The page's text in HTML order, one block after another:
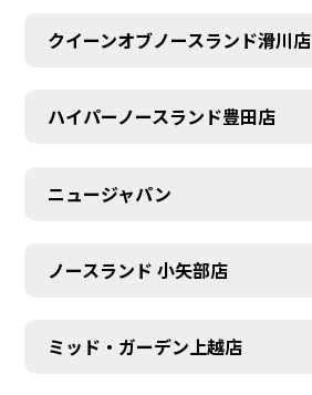
クイーンオブノースランド滑川店
ハイパーノースランド豊田店
ニュージャパン
ノースランド 小矢部店
ミッド・ガーデン上越店